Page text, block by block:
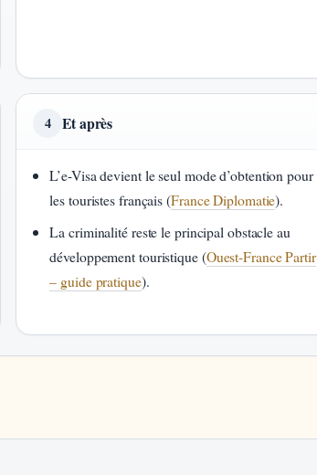
4 Et après
L’e-Visa devient le seul mode d’obtention pour
les touristes français (France Diplomatie).
La criminalité reste le principal obstacle au
développement touristique (Ouest-France Partir
– guide pratique).